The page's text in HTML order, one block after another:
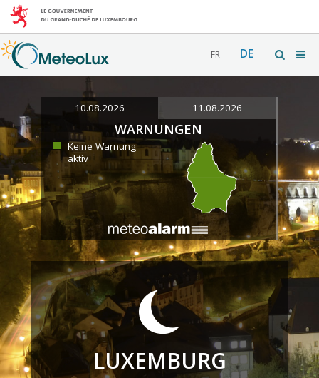
FR DE
10.08.2026 11.08.2026
WARNUNGEN
Keine Warnung
aktiv
LUXEMBURG